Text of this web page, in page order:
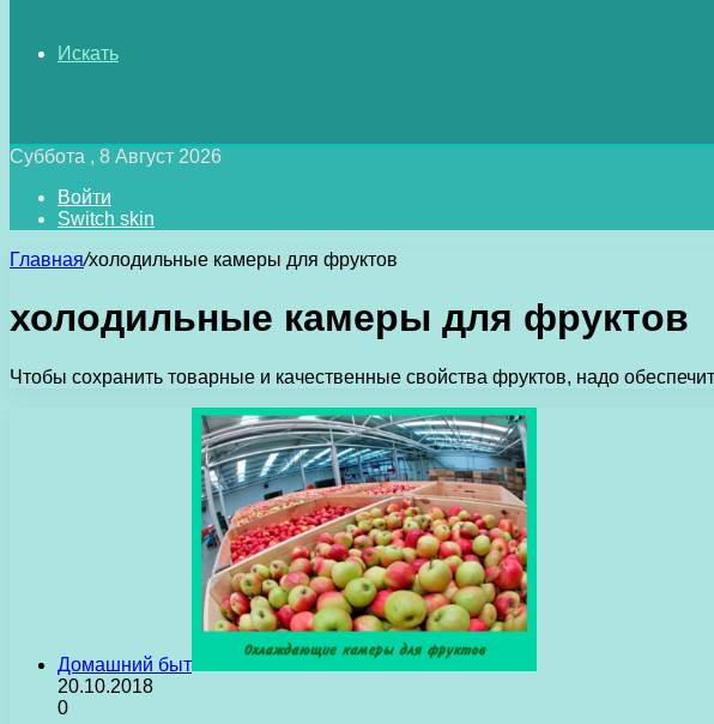
Искать
Суббота , 8 Август 2026
Войти
Switch skin
Главная/холодильные камеры для фруктов
холодильные камеры для фруктов
Чтобы сохранить товарные и качественные свойства фруктов, надо
Домашний быт
20.10.2018
0